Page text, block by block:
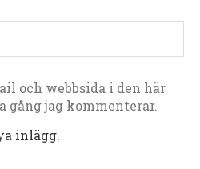
och webbsida i den här
gång jag kommenterar.
inlägg.